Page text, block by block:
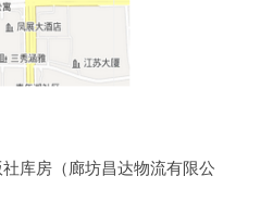
库房（廊坊昌达物流有限公